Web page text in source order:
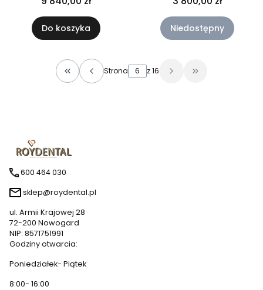
szybkozłączkę.
Do koszyka Niedostępny
Wróć do pierwszej strony z produktami
Strona z 16 Przejdź do
600 464 030
sklep@roydental.pl
ul. Armii Krajowej 28
72-200 Nowogard
NIP: 8571751991
Godziny otwarcia:
Poniedziałek- Piątek
8:00- 16:00